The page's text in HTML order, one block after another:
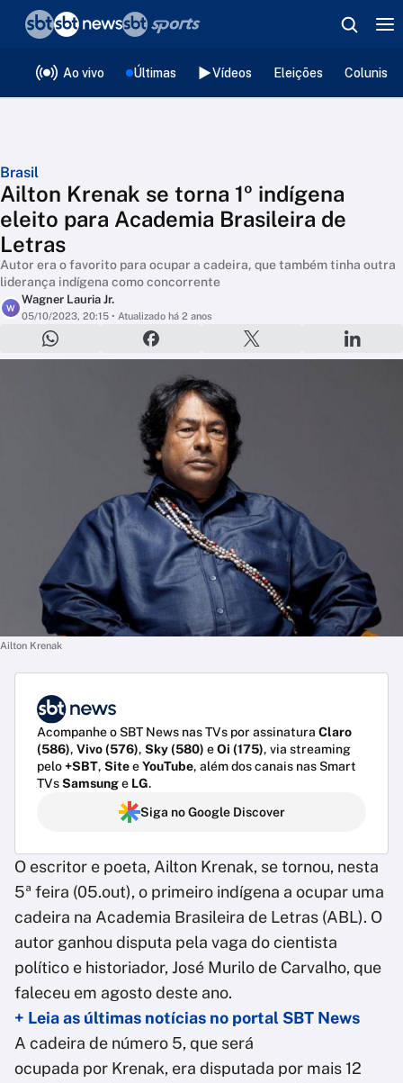
Ao vivo Últimas Vídeos Eleições
Brasil
Ailton Krenak se torna 1º indígena
eleito para Academia Brasileira de
Letras
Autor era o favorito para ocupar a cadeira, que também tinha outra
liderança indígena como concorrente
W
Wagner Lauria Jr.
05/10/2023, 20:15 • Atualizado há 2 anos
Ailton Krenak
Acompanhe o SBT News nas TVs por assinatura Claro
(586), Vivo (576), Sky (580) eOi (175), via streaming
pelo+SBT, SiteeYouTube, além dos canais nas Smart
TVsSamsunge LG.
Siga no Google Discover
O escritor e poeta, Ailton Krenak, se tornou, nesta
5ª feira (05.out), o primeiro indígena a ocupar uma
cadeira na Academia Brasileira de Letras (ABL). O
autor ganhou disputa pela vaga do cientista
político e historiador, José Murilo de Carvalho, que
faleceu em agosto deste ano.
+ Leia as últimas notícias no portal SBT News
A cadeira de número 5, que será
ocupada por Krenak, era disputada por mais 12
❮voltar
Editorias